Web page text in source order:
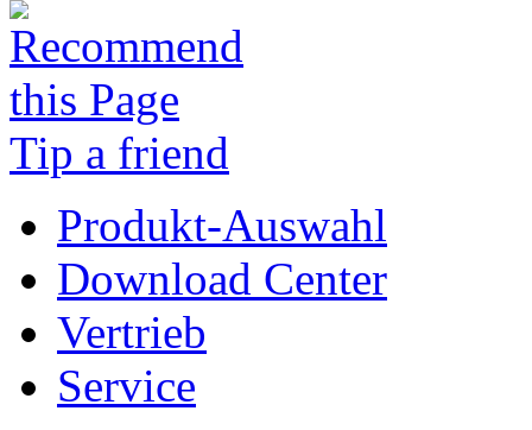
Tip a friend
Produkt-Auswahl
Download Center
Vertrieb
Service